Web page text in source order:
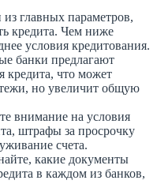
главных параметров,
кредита. Чем ниже
условия кредитования.
банки предлагают
кредита, что может
но увеличит общую
внимание на условия
штрафы за просрочку
счета.
какие документы
в каждом из банков,